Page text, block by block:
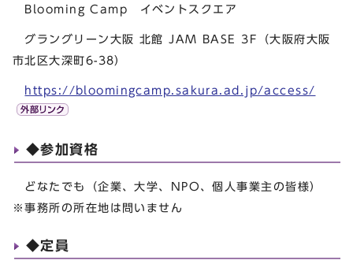
Blooming Camp イベントスクエア
グラングリーン大阪 北館 JAM BASE 3F（大阪府大阪
市北区大深町6-38）
https://bloomingcamp.sakura.ad.jp/access/
◆参加資格
どなたでも（企業、大学、NPO、個人事業主の皆様）
※事務所の所在地は問いません
◆定員